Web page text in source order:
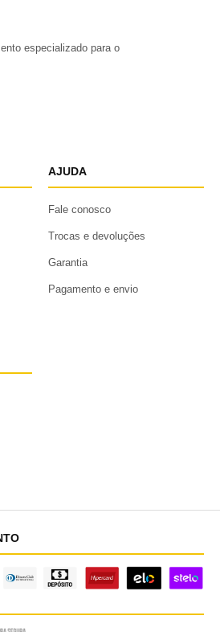
especializado para o
AJUDA
Fale conosco
Trocas e devoluções
Garantia
Pagamento e envio